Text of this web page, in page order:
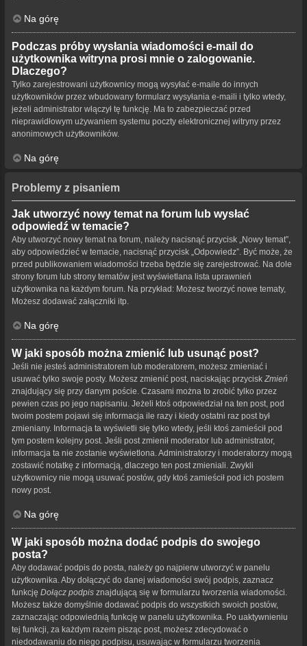
Na górę
Podczas próby wysłania wiadomości e-mail do
użytkownika witryna prosi mnie o zalogowanie.
Dlaczego?
Tylko zarejestrowani użytkownicy mogą wysyłać e-maile do innych
użytkowników przez wbudowany formularz wysyłania e-maili i tylko wtedy,
jeżeli administrator włączył tę funkcję. Ma to zabezpieczać przed
nieprawidłowym używaniem systemu poczty elektronicznej witryny przez
anonimowych użytkowników.
Na górę
Problemy z pisaniem
Jak utworzyć nowy temat na forum lub wysłać
odpowiedź w temacie?
Aby utworzyć nowy temat na forum, należy nacisnąć przycisk „Nowy temat”,
aby odpowiedzieć w temacie, nacisnąć przycisk „Odpowiedz”. Być może, że
przed publikowaniem wiadomości trzeba będzie się zarejestrować. Na dole
strony forum lub strony tematów jest wyświetlana lista uprawnień
użytkownika na każdym forum. Na przykład: Możesz tworzyć nowe tematy,
Możesz dodawać załączniki itp.
Na górę
W jaki sposób można zmienić lub usunąć post?
Jeśli nie jesteś administratorem lub moderatorem, możesz zmieniać i
usuwać tylko swoje posty. Możesz zmienić post, naciskając przycisk Zmień
znajdujący się przy danym poście. Czasami można to zrobić tylko przez
pewien czas po jego napisaniu. Jeżeli ktoś odpowiedział na ten post, pod
twoim postem pojawi się informacja ile razy i kiedy ostatni raz post był
zmieniany. Informacja ta wyświetli się tylko wtedy, jeśli ktoś zamieścił pod
tym postem kolejny post. Jeśli post zmienił moderator lub administrator,
informacja ta nie zostanie wyświetlona. Administratorzy i moderatorzy mogą
zostawić notatkę z informacją, dlaczego ten post zmieniali. Zwykli
użytkownicy nie mogą usuwać postów, gdy ktoś zamieścił pod ich postem
nowy post.
Na górę
W jaki sposób można dodać podpis do swojego
posta?
Aby dodawać podpis do posta, należy go najpierw utworzyć w panelu
użytkownika. Aby dołączyć do danej wiadomości swój podpis, zaznacz
funkcję Dołącz podpis znajdującą się w formularzu tworzenia wiadomości.
Możesz także domyślnie dodawać podpis do wszystkich swoich postów,
zaznaczając odpowiednią funkcję w panelu użytkownika. Po uaktywnieniu
tej funkcji, za każdym razem pisząc post, możesz zdecydować o
niedodawaniu do niego podpisu, usuwając w formularzu tworzenia